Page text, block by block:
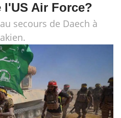
l'US Air Force?
secours de Daech à